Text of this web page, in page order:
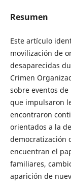
Resumen
Este artículo
movilización de
desaparecidas
Crimen
sobre eventos
que impulsaron
encontraron
orientados a la
democratización
encuentran el
familiares,
aparición de